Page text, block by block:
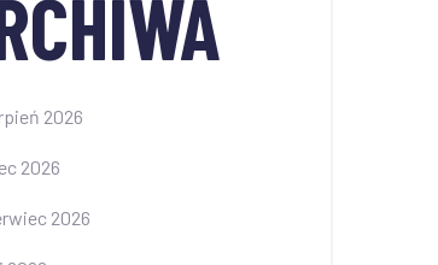
2026
2026
2026